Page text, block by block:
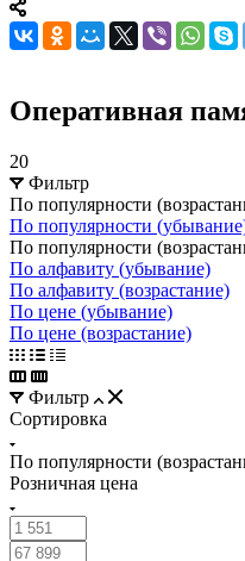
Оперативная
20
Фильтр
По популярности
По популярности
По популярности
По алфавиту (убывание)
По алфавиту (возрастание)
По цене (убывание)
По цене (возрастание)
Фильтр
Сортировка
По популярности
Розничная цена